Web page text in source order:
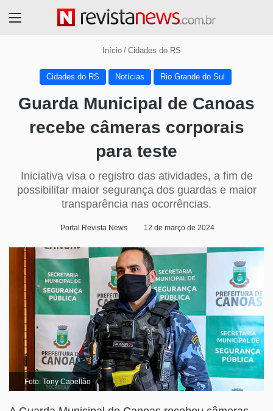
Início / Cidades do RS
Cidades do RS Notícias Rio Grande do Sul
Guarda Municipal de Canoas
recebe câmeras corporais
para teste
Iniciativa visa o registro das atividades, a fim de
possibilitar maior segurança dos guardas e maior
transparência nas ocorrências.
Portal Revista News 12 de março de 2024
Foto: Tony Capellão